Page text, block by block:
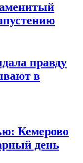
правду
в
Кемерово
день